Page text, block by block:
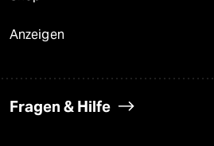
Anzeigen
Fragen & Hilfe